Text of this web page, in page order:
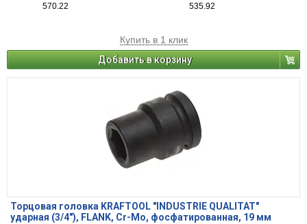
570.22 535.92
Купить в 1 клик
Добавить в корзину
Торцовая головка KRAFTOOL "INDUSTRIE QUALITAT"
ударная (3/4"), FLANK, Cr-Mo, фосфатированная, 19 мм